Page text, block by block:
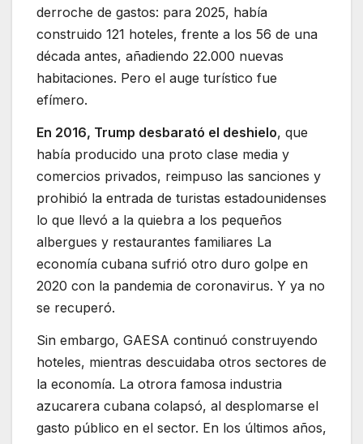
derroche de gastos: para 2025, había
construido 121 hoteles, frente a los 56 de una
década antes, añadiendo 22.000 nuevas
habitaciones. Pero el auge turístico fue
efímero.
En 2016, Trump desbarató el deshielo, que
había producido una proto clase media y
comercios privados, reimpuso las sanciones y
prohibió la entrada de turistas estadounidenses
lo que llevó a la quiebra a los pequeños
albergues y restaurantes familiares La
economía cubana sufrió otro duro golpe en
2020 con la pandemia de coronavirus. Y ya no
se recuperó.
Sin embargo, GAESA continuó construyendo
hoteles, mientras descuidaba otros sectores de
la economía. La otrora famosa industria
azucarera cubana colapsó, al desplomarse el
gasto público en el sector. En los últimos años,